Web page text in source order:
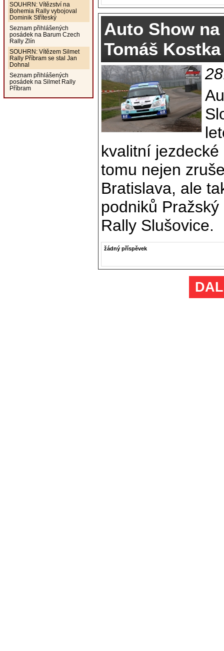
SOUHRN: Vítězství na
Bohemia Rally vybojoval
Dominik Stříteský
Seznam přihlášených
posádek na Barum Czech
Rally Zlín
SOUHRN: Vítězem Silmet
Rally Příbram se stal Jan
Dohnal
Seznam přihlášených
posádek na Silmet Rally
Příbram
Auto Show
Tomáš Kostka
kvalitní
tomu nejen
Bratislava, ale
podniků
Rally Slušovice.
žádný příspěvek